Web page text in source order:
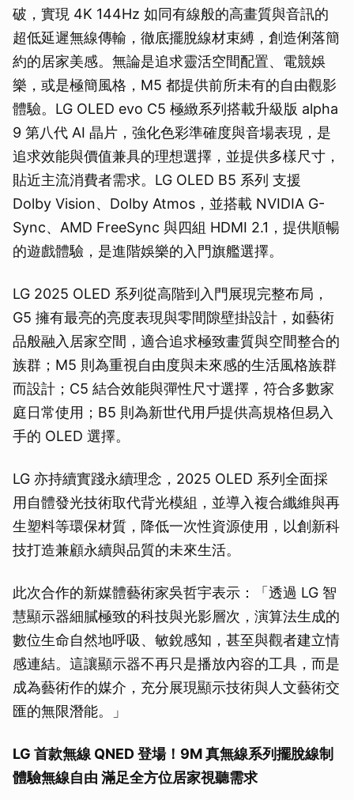
破，實現 4K 144Hz 如同有線般的高畫質與音訊的
超低延遲無線傳輸，徹底擺脫線材束縛，創造俐落簡
約的居家美感。無論是追求靈活空間配置、電競娛
樂，或是極簡風格，M5 都提供前所未有的自由觀影
體驗。LG OLED evo C5 極緻系列搭載升級版 alpha
9 第八代 AI 晶片，強化色彩準確度與音場表現，是
追求效能與價值兼具的理想選擇，並提供多樣尺寸，
貼近主流消費者需求。LG OLED B5 系列 支援
Dolby Vision、Dolby Atmos，並搭載 NVIDIA G-
Sync、AMD FreeSync 與四組 HDMI 2.1，提供順暢
的遊戲體驗，是進階娛樂的入門旗艦選擇。
LG 2025 OLED 系列從高階到入門展現完整布局，
G5 擁有最亮的亮度表現與零間隙壁掛設計，如藝術
品般融入居家空間，適合追求極致畫質與空間整合的
族群；M5 則為重視自由度與未來感的生活風格族群
而設計；C5 結合效能與彈性尺寸選擇，符合多數家
庭日常使用；B5 則為新世代用戶提供高規格但易入
手的 OLED 選擇。
LG 亦持續實踐永續理念，2025 OLED 系列全面採
用自體發光技術取代背光模組，並導入複合纖維與再
生塑料等環保材質，降低一次性資源使用，以創新科
技打造兼顧永續與品質的未來生活。
此次合作的新媒體藝術家吳哲宇表示：「透過 LG 智
慧顯示器細膩極致的科技與光影層次，演算法生成的
數位生命自然地呼吸、敏銳感知，甚至與觀者建立情
感連結。這讓顯示器不再只是播放內容的工具，而是
成為藝術作的媒介，充分展現顯示技術與人文藝術交
匯的無限潛能。」
LG 首款無線 QNED 登場！9M 真無線系列擺脫線制
體驗無線自由 滿足全方位居家視聽需求